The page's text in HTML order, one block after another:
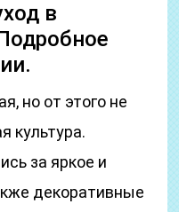
в
но от этого не
культура.
за яркое и
декоративные